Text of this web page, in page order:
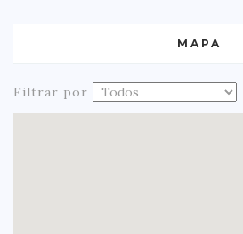
MAPA
Filtrar por